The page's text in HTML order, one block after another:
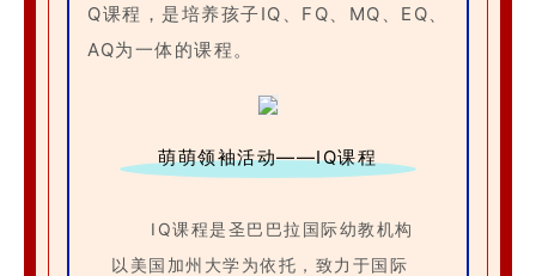
Q课程，是培养孩子IQ、FQ、MQ、EQ、
AQ为一体的课程。
萌萌领袖活动——IQ课程
IQ课程是圣巴巴拉国际幼教机构
以美国加州大学为依托，致力于国际